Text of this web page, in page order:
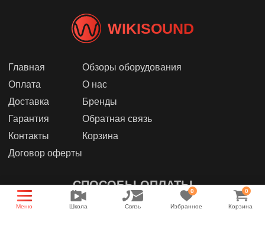
WIKISOUND
Главная
Оплата
Доставка
Гарантия
Контакты
Договор оферты
Обзоры оборудования
О нас
Бренды
Обратная связь
Корзина
СПОСОБЫ ОПЛАТЫ
Меню Школа Связь
0
Избранное
0
Корзина